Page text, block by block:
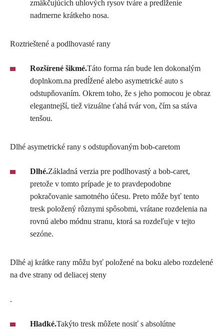
zmäkčujúcich uhlových rysov tváre a predĺženie
nadmerne krátkeho nosa.
Roztrieštené a podlhovasté rany
Rozšírené šikmé.Táto forma rán bude len dokonalým
doplnkom.na predĺžené alebo asymetrické auto s
odstupňovaním. Okrem toho, že s jeho pomocou je obraz
elegantnejší, tiež vizuálne ťahá tvár von, čím sa stáva
tenšou.
Dlhé asymetrické rany s odstupňovaným bob-caretom
Dlhé.Základná verzia pre podlhovastý a bob-caret,
pretože v tomto prípade je to pravdepodobne
pokračovanie samotného účesu. Preto môže byť tento
tresk položený rôznymi spôsobmi, vrátane rozdelenia na
rovnú alebo módnu stranu, ktorá sa rozdeľuje v tejto
sezóne.
Dlhé aj krátke rany môžu byť položené na boku alebo rozdelené
na dve strany od deliacej steny
.
Hladké.Takýto tresk môžete nosiť s absolútne